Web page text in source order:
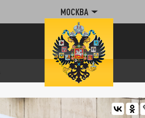
МОСКВА